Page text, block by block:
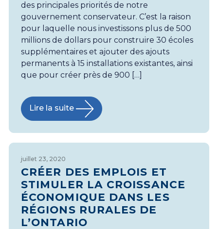
des principales priorités de notre
gouvernement conservateur. C’est la raison
pour laquelle nous investissons plus de 500
millions de dollars pour construire 30 écoles
supplémentaires et ajouter des ajouts
permanents à 15 installations existantes, ainsi
que pour créer près de 900 […]
Lire la suite
juillet 23, 2020
CRÉER DES EMPLOIS ET
STIMULER LA CROISSANCE
ÉCONOMIQUE DANS LES
RÉGIONS RURALES DE
L’ONTARIO